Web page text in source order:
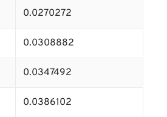
0.0270272
0.0308882
0.0347492
0.0386102